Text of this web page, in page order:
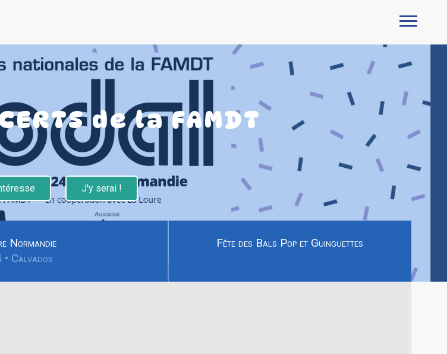
de la FAMDT
J'y serai !
Normandie
• Calvados
Fête des Bals Pop et Guinguettes